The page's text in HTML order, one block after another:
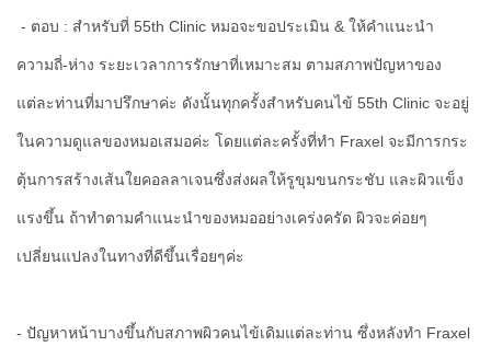
- ตอบ : สำหรับที่ 55th Clinic หมอจะขอประเมิน & ให้คำแนะนำ
ความถี่-ห่าง ระยะเวลาการรักษาที่เหมาะสม ตามสภาพปัญหาของ
แต่ละท่านที่มาปรึกษาค่ะ ดังนั้นทุกครั้งสำหรับคนไข้ 55th Clinic จะอยู่
ในความดูแลของหมอเสมอค่ะ โดยแต่ละครั้งที่ทำ Fraxel จะมีการกระ
ตุ้นการสร้างเส้นใยคอลลาเจนซึ่งส่งผลให้รูขุมขนกระชับ และผิวแข็ง
แรงขึ้น ถ้าทำตามคำแนะนำของหมออย่างเคร่งครัด ผิวจะค่อยๆ
เปลี่ยนแปลงในทางที่ดีขึ้นเรื่อยๆค่ะ
- ปัญหาหน้าบางขึ้นกับสภาพผิวคนไข้เดิมแต่ละท่าน ซึ่งหลังทำ Fraxel